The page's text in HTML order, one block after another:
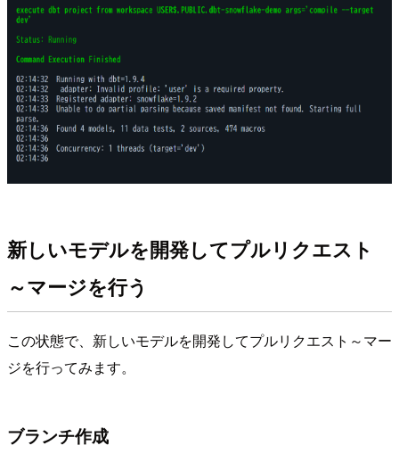
新しいモデルを開発してプルリクエスト
～マージを行う
この状態で、新しいモデルを開発してプルリクエスト～マー
ジを行ってみます。
ブランチ作成